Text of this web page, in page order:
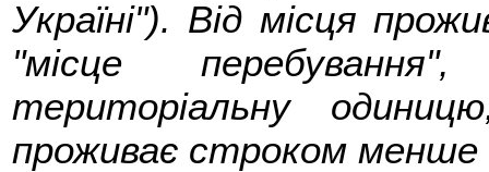
Україні"). Від місця
"місце
територіальну
проживає строком менше